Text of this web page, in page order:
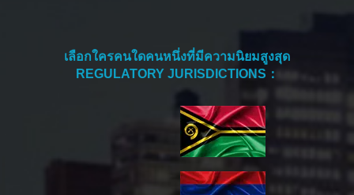
เลือกใครคนใดคนหนึ่งที่มีความนิยมสูงสุด
REGULATORY JURISDICTIONS：